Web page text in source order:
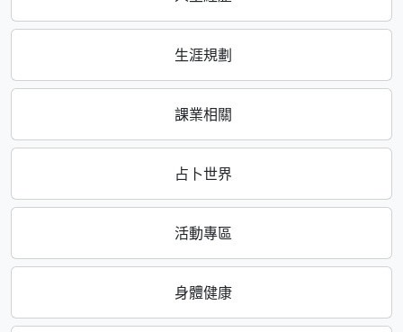
生涯規劃
課業相關
占卜世界
活動專區
身體健康